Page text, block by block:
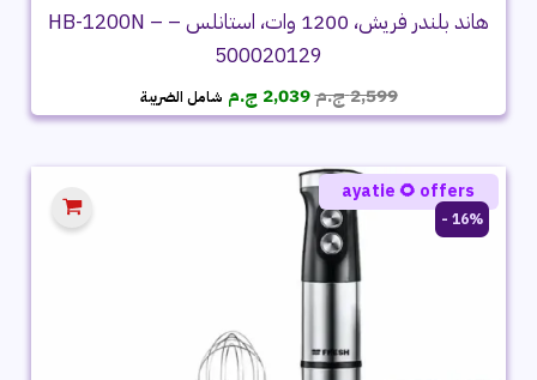
هاند بلندر فريش، 1200 وات، استانلس – HB-1200N –
500020129
2,599ج.مالسعر
الأصلي
2,599 ج.م.
2,039 ج.م السعر
الحالي
2,039 ج.م.
شامل الضريبة
16% -
ayatie 🌻 offers